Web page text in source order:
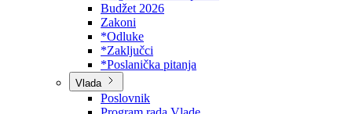
Skupština
Poslovnik
Program rada Skupštine
Budžet 2026
Zakoni
*Odluke
*Zaključci
*Poslanička pitanja